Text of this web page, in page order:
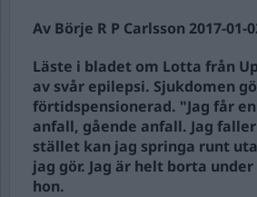
Av Börje R P Carlsson 2017-01-
Läste i bladet om Lotta från
av svår epilepsi. Sjukdomen
förtidspensionerad. "Jag får
anfall, gående anfall. Jag
stället kan jag springa runt
jag gör. Jag är helt borta
hon.